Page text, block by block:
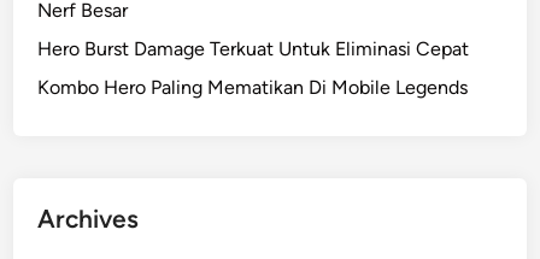
Nerf Besar
Hero Burst Damage Terkuat Untuk Eliminasi Cepat
Kombo Hero Paling Mematikan Di Mobile Legends
Archives